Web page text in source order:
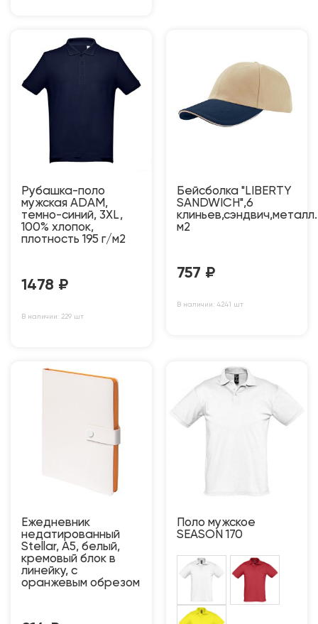
Рубашка-поло
мужская ADAM,
темно-синий, 3XL,
100% хлопок,
плотность 195 г/м2
1478 ₽
В наличии: 229 шт
Бейсболка "LIBERTY
SANDWICH",6
м2
757 ₽
В наличии: 4241 шт
Ежедневник
недатированный
Stellar, А5, белый,
кремовый блок в
линейку, с
оранжевым обрезом
Поло мужское
SEASON 170